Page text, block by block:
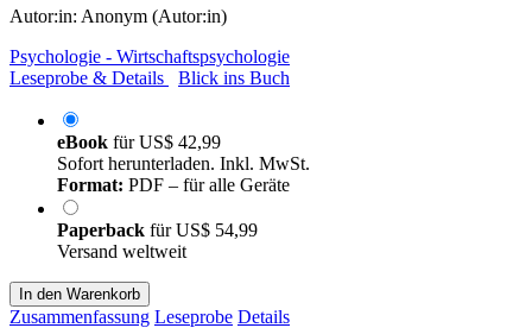
Autor:in: Anonym (Autor:in)
Psychologie - Wirtschaftspsychologie
Leseprobe & Details
Blick ins Buch
eBook fürUS$ 42,99
Sofort herunterladen. Inkl. MwSt.
Format: PDF – für alle Geräte
Paperback fürUS$ 54,99
Versand weltweit
In den Warenkorb
Zusammenfassung Leseprobe Details